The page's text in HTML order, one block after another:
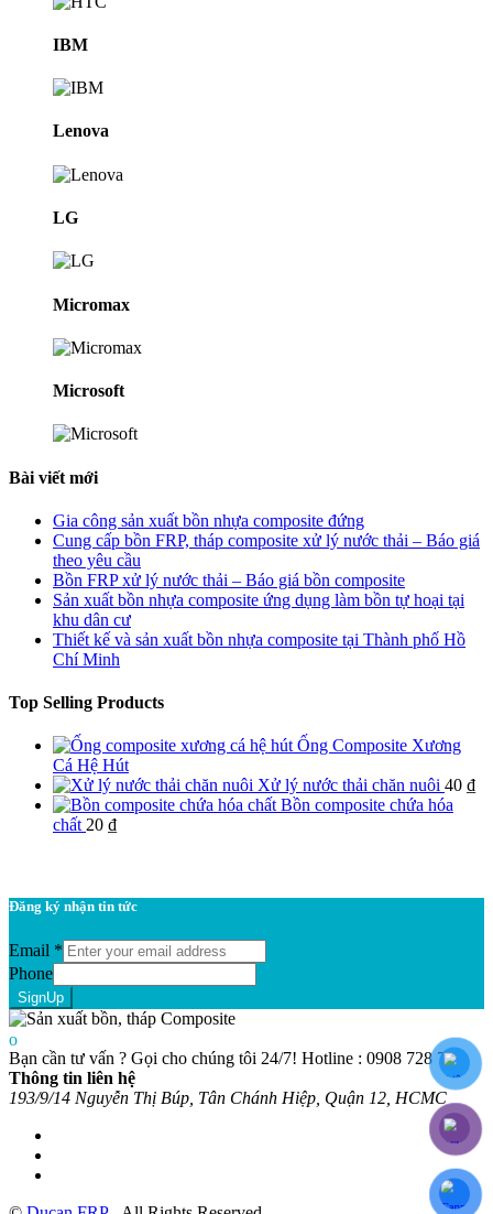
IBM
Lenova
LG
Micromax
Microsoft
Bài viết mới
Gia công sản xuất bồn nhựa composite đứng
Cung cấp bồn FRP, tháp composite xử lý nước thải – Báo giá
theo yêu cầu
Bồn FRP xử lý nước thải – Báo giá bồn composite
Sản xuất bồn nhựa composite ứng dụng làm bồn tự hoại tại
khu dân cư
Thiết kế và sản xuất bồn nhựa composite tại Thành phố Hồ
Chí Minh
Top Selling Products
Ống Composite Xương
Cá Hệ Hút
Xử lý nước thải chăn nuôi 40 ₫
Bồn composite chứa hóa
chất 20 ₫
Đăng ký nhận tin tức
Email *
Phone
SignUp
Bạn cần tư vấn ? Gọi cho chúng tôi 24/7! Hotline : 0908 728 758
Thông tin liên hệ
193/9/14 Nguyễn Thị Búp, Tân Chánh Hiệp, Quận 12, HCMC